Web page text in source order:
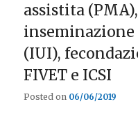
assistita (PMA),
(IUI),
FIVET e ICSI
Posted on 06/06/2019